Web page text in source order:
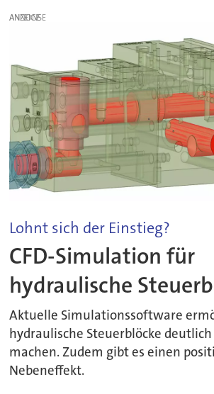
ANZEIGE
Lohnt sich der Einstieg?
CFD-Simulation für
hydraulische
Aktuelle Simulationssoftware
hydraulische Steuerblöcke
machen. Zudem gibt es einen
Nebeneffekt.